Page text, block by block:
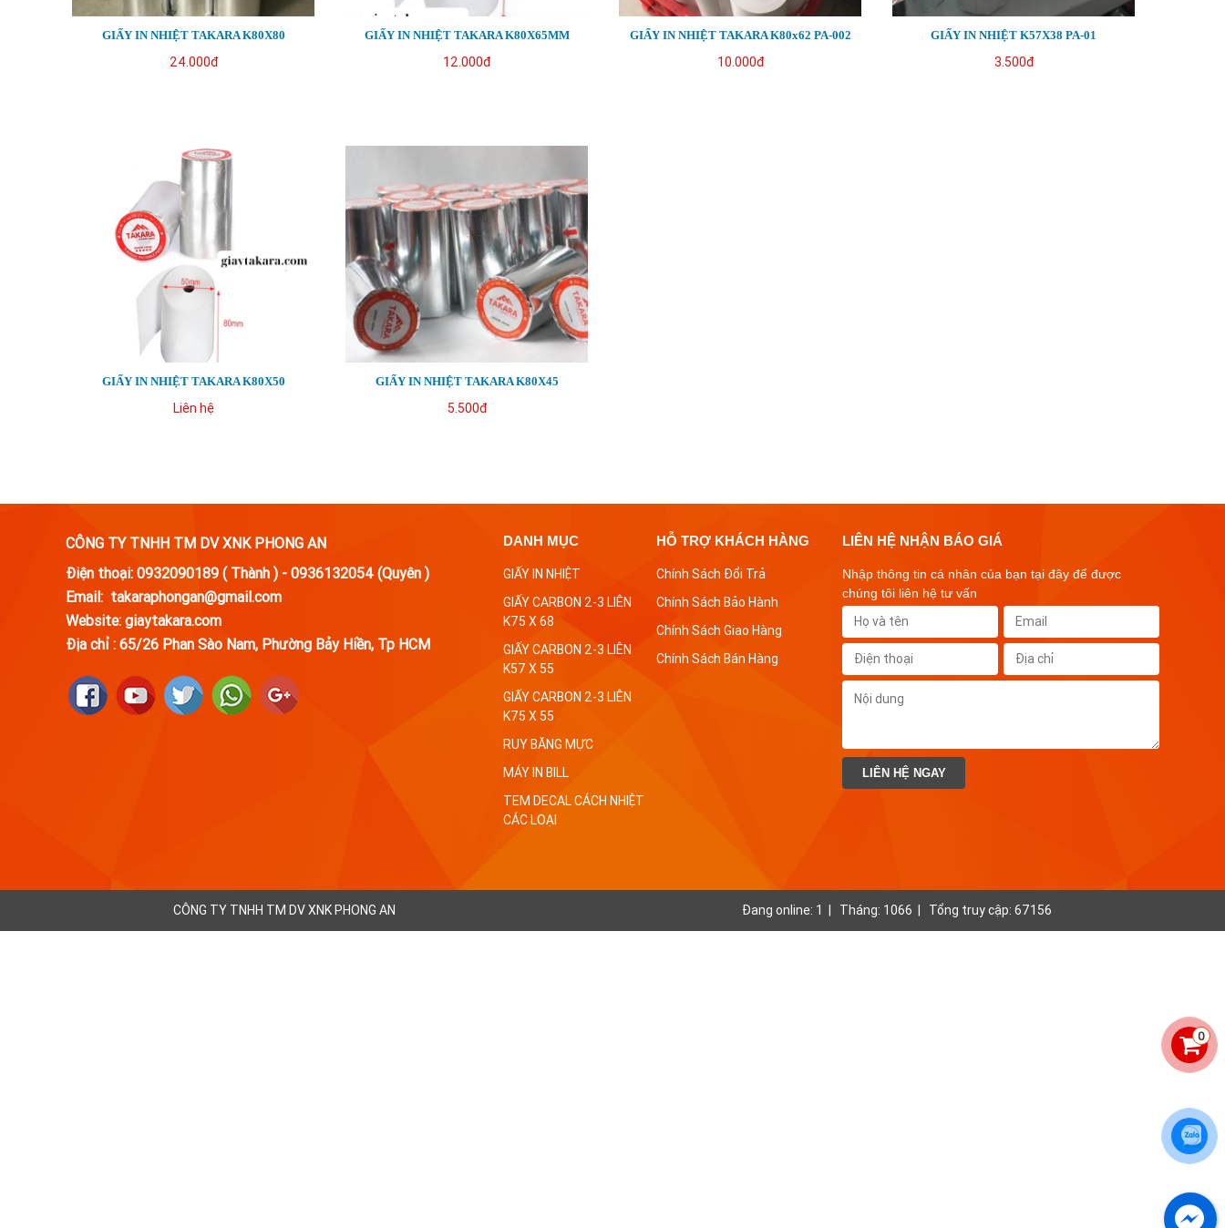
GIẤY IN NHIỆT TAKARA K80X80
24.000đ
GIẤY IN NHIỆT TAKARA K80X65MM
12.000đ
GIẤY IN NHIỆT TAKARA K80x62 PA-002
10.000đ
GIẤY IN NHIỆT K57X38 PA-01
3.500đ
GIẤY IN NHIỆT TAKARA K80X50
Liên hệ
GIẤY IN NHIỆT TAKARA K80X45
5.500đ
CÔNG TY TNHH TM DV XNK PHONG AN
Điện thoại: 0932090189 ( Thành ) - 0936132054 (Quyên )
Email: takaraphongan@gmail.com
Website: giaytakara.com
Địa chỉ : 65/26 Phan Sào Nam, Phường Bảy Hiền, Tp HCM
DANH MỤC
GIẤY IN NHIỆT
GIẤY CARBON 2-3 LIÊN
K75 X 68
GIẤY CARBON 2-3 LIÊN
K57 X 55
GIẤY CARBON 2-3 LIÊN
K75 X 55
RUY BĂNG MỰC
MÁY IN BILL
TEM DECAL CÁCH NHIỆT
CÁC LOẠI
HỖ TRỢ KHÁCH HÀNG
Chính Sách Đổi Trả
Chính Sách Bảo Hành
Chính Sách Giao Hàng
Chính Sách Bán Hàng
LIÊN HỆ NHẬN BÁO GIÁ
Nhập thông tin cá nhân của bạn tại đây để được
chúng tôi liên hệ tư vấn
LIÊN HỆ NGAY
CÔNG TY TNHH TM DV XNK PHONG AN Đang online: 1 | Tháng: 1066 | Tổng truy cập: 67156
0